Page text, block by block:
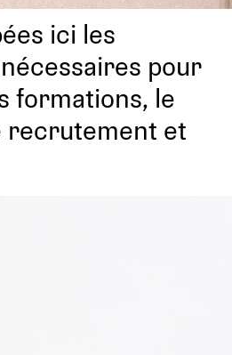
ici les
pour
formations, le
recrutement et